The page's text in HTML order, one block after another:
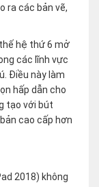
ra các bản vẽ,
hệ thứ 6 mở
các lĩnh vực
Điều này làm
hấp dẫn cho
tạo với bút
cao cấp hơn
2018) không